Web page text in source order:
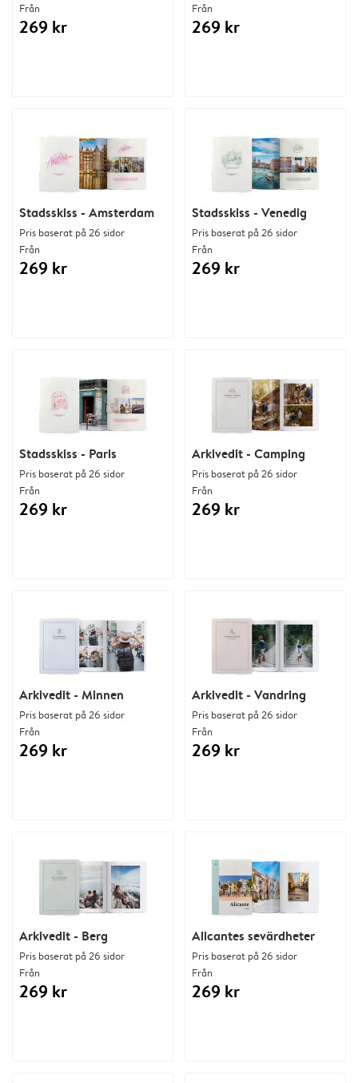
Från
269 kr
Från
269 kr
Stadsskiss - Amsterdam
Pris baserat på 26 sidor
Från
269 kr
Stadsskiss - Venedig
Pris baserat på 26 sidor
Från
269 kr
Stadsskiss - Paris
Pris baserat på 26 sidor
Från
269 kr
Arkivedit - Camping
Pris baserat på 26 sidor
Från
269 kr
Arkivedit - Minnen
Pris baserat på 26 sidor
Från
269 kr
Arkivedit - Vandring
Pris baserat på 26 sidor
Från
269 kr
Arkivedit - Berg
Pris baserat på 26 sidor
Från
269 kr
Alicantes sevärdheter
Pris baserat på 26 sidor
Från
269 kr